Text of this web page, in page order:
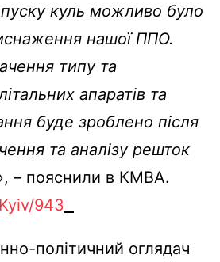
куль можливо було
нашої ППО.
типу та
апаратів та
буде зроблено після
та аналізу решток
–пояснили в КМВА.
943
політичний оглядач